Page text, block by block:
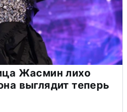
Жасмин лихо
выглядит теперь